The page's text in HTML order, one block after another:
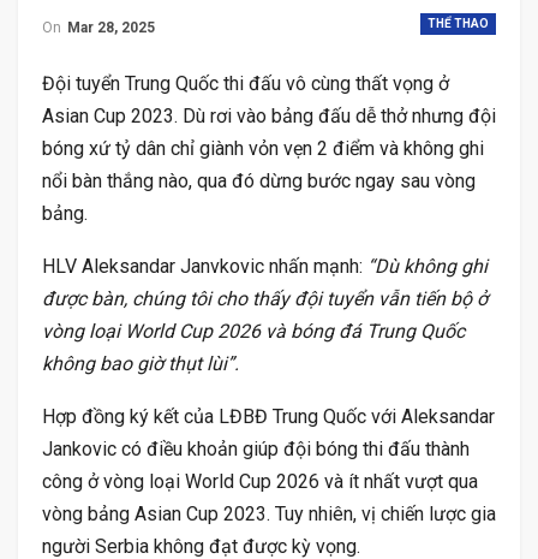
THỂ THAO
On Mar 28, 2025
Đội tuyển Trung Quốc thi đấu vô cùng thất vọng ở
Asian Cup 2023. Dù rơi vào bảng đấu dễ thở nhưng đội
bóng xứ tỷ dân chỉ giành vỏn vẹn 2 điểm và không ghi
nổi bàn thắng nào, qua đó dừng bước ngay sau vòng
bảng.
HLV Aleksandar Janvkovic nhấn mạnh: “Dù không ghi
được bàn, chúng tôi cho thấy đội tuyển vẫn tiến bộ ở
vòng loại World Cup 2026 và bóng đá Trung Quốc
không bao giờ thụt lùi”.
Hợp đồng ký kết của LĐBĐ Trung Quốc với Aleksandar
Jankovic có điều khoản giúp đội bóng thi đấu thành
công ở vòng loại World Cup 2026 và ít nhất vượt qua
vòng bảng Asian Cup 2023. Tuy nhiên, vị chiến lược gia
người Serbia không đạt được kỳ vọng.